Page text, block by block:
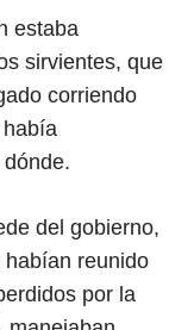
estaba
sirvientes, que
corriendo
del gobierno,
reunido
por la